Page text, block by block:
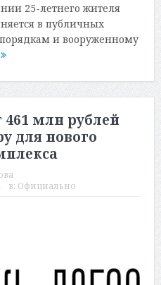
25-летнего жителя
в публичных
и вооруженному
461 млн рублей
для нового
в: Официально